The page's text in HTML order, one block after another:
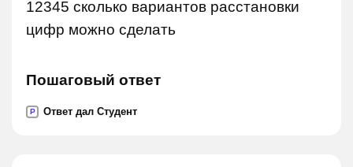
12345 сколько вариантов расстановки
цифр можно сделать
Пошаговый ответ
P Ответ дал Студент